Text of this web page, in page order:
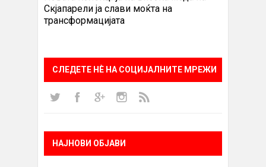
Скјапарели ја слави моќта на
трансформацијата
СЛЕДЕТЕ НÈ НА СОЦИЈАЛНИТЕ МРЕЖИ
НАЈНОВИ ОБЈАВИ